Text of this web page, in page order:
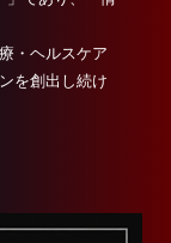
・ヘルスケア
を創出し続け